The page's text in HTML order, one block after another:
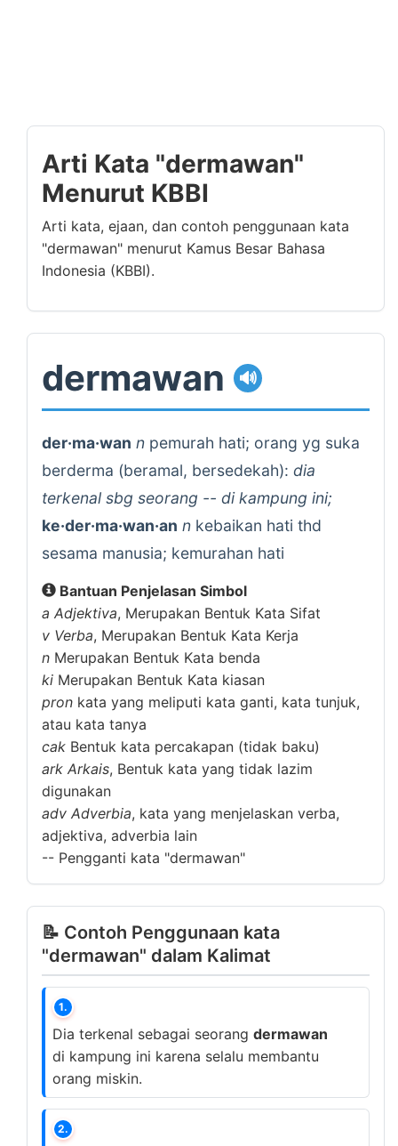
Arti Kata "dermawan"
Menurut KBBI
Arti kata, ejaan, dan contoh penggunaan kata
"dermawan" menurut Kamus Besar Bahasa
Indonesia (KBBI).
dermawan 🔊
der·ma·wan n pemurah hati; orang yg suka
berderma (beramal, bersedekah): dia
terkenal sbg seorang -- di kampung ini;
ke·der·ma·wan·an n kebaikan hati thd
sesama manusia; kemurahan hati
Bantuan Penjelasan Simbol
a Adjektiva, Merupakan Bentuk Kata Sifat
v Verba, Merupakan Bentuk Kata Kerja
n Merupakan Bentuk Kata benda
ki Merupakan Bentuk Kata kiasan
pron kata yang meliputi kata ganti, kata tunjuk,
atau kata tanya
cak Bentuk kata percakapan (tidak baku)
ark Arkais, Bentuk kata yang tidak lazim
digunakan
adv Adverbia, kata yang menjelaskan verba,
adjektiva, adverbia lain
-- Pengganti kata "dermawan"
📝 Contoh Penggunaan kata
"dermawan" dalam Kalimat
1.
Dia terkenal sebagai seorang dermawan
di kampung ini karena selalu membantu
orang miskin.
2.